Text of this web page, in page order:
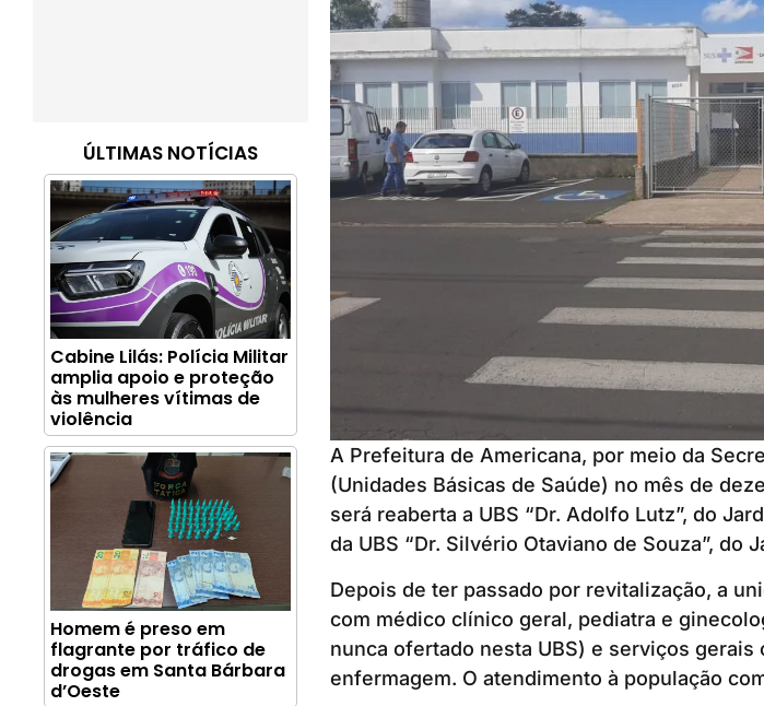
ÚLTIMAS NOTÍCIAS
Cabine Lilás: Polícia Militar
amplia apoio e proteção
às mulheres vítimas de
violência
Homem é preso em
flagrante por tráfico de
drogas em Santa Bárbara
d’Oeste
A Prefeitura de Americana, por meio da
(Unidades Básicas de Saúde) no mês de
será reaberta a UBS “Dr. Adolfo Lutz”, do
da UBS “Dr. Silvério Otaviano de Souza”, do
Depois de ter passado por revitalização, a
com médico clínico geral, pediatra e
nunca ofertado nesta UBS) e serviços
enfermagem. O atendimento à população